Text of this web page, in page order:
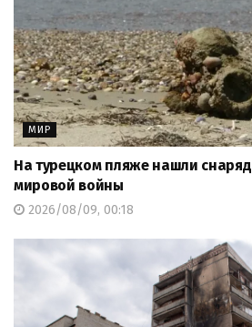
МИР
На турецком пляже нашли
мировой войны
2026/08/09, 00:18